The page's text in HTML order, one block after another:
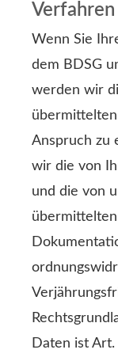
Verfahren
Wenn Sie
dem BDSG
werden wir
Anspruch zu
wir die von
und die von
Daten ist Art.